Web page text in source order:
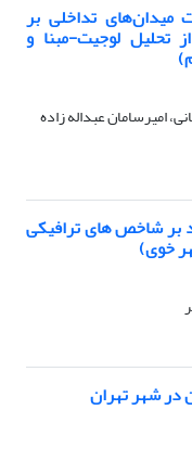
تداخلی بر
لوجیت-مبنا و
امیرسامان عبداله زاده
بر شاخص های ترافیکی
خوی)
شهر تهران